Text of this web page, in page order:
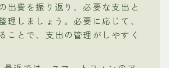
出費を振り返り、必要な支出と
理しましょう。必要に応じて、
ことで、支出の管理がしやすく